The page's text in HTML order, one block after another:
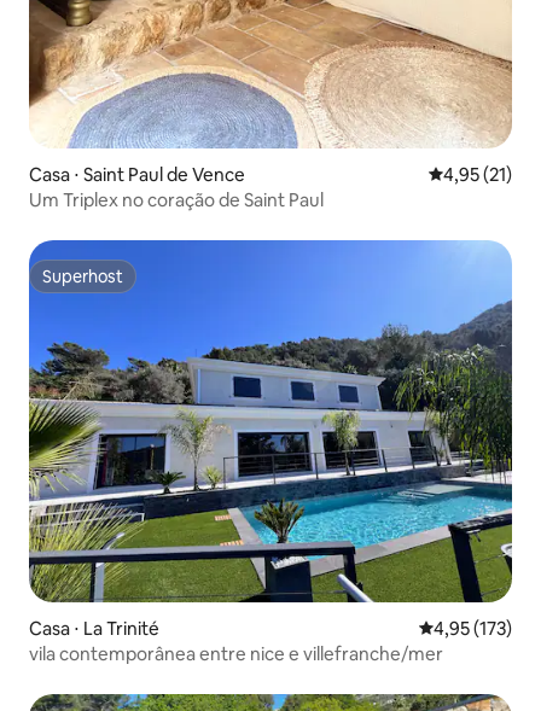
Casa ⋅ Saint Paul de Vence 4,95 de uma
4,95 (21)
Um Triplex no coração de Saint Paul
Superhost
Superhost
Casa ⋅ La Trinité 4,95 de uma
4,95 (173)
vila contemporânea entre nice e villefranche/mer